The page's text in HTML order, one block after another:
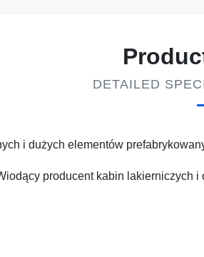
DETAILED
i dużych elementów
producent kabin lakierniczych i